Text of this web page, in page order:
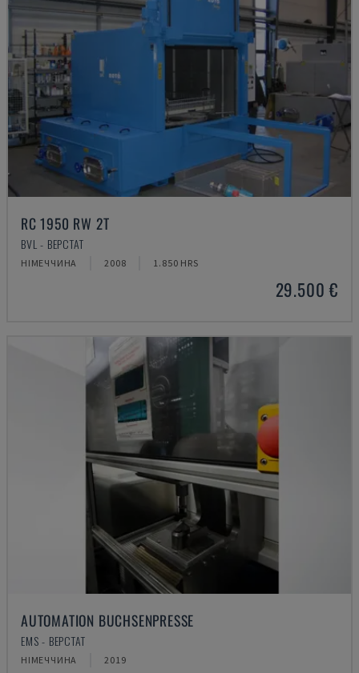
RC 1950 RW 2T
BVL - ВЕРСТАТ
НІМЕЧЧИНА 2008 1.850 HRS
29.500 €
AUTOMATION BUCHSENPRESSE
EMS - ВЕРСТАТ
НІМЕЧЧИНА 2019